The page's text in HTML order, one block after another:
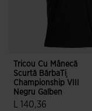
Tricou Cu Mânecă
Scurtă BărbaȚi
Championship VIII
Negru Galben
L 140,36